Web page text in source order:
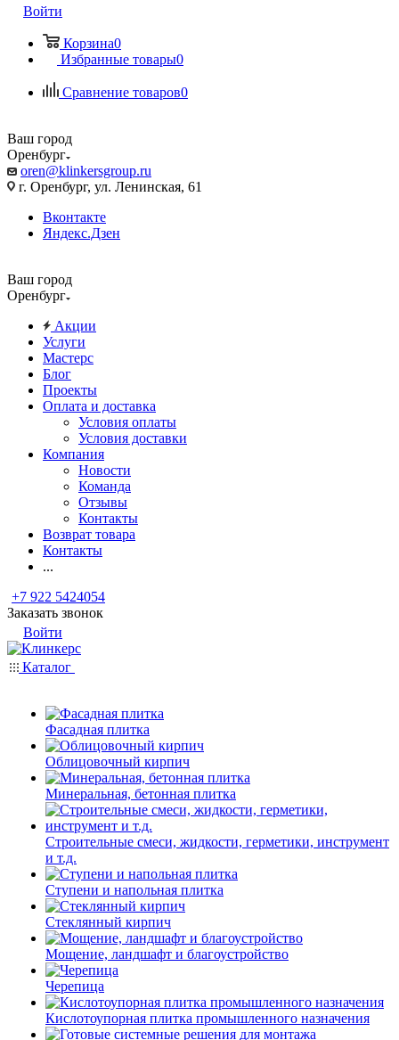
Войти
Корзина0
Избранные товары0
Сравнение товаров0
Ваш город
Оренбург
oren@klinkersgroup.ru
г. Оренбург, ул. Ленинская, 61
Вконтакте
Яндекс.Дзен
Ваш город
Оренбург
Акции
Услуги
Мастерс
Блог
Проекты
Оплата и доставка
Условия оплаты
Условия доставки
Компания
Новости
Команда
Отзывы
Контакты
Возврат товара
Контакты
...
+7 922 5424054
Заказать звонок
Войти
Каталог
Фасадная плитка
Облицовочный кирпич
Минеральная, бетонная плитка
Строительные смеси, жидкости, герметики, инструмент
и т.д.
Ступени и напольная плитка
Cтеклянный кирпич
Мощение, ландшафт и благоустройство
Черепица
Кислотоупорная плитка промышленного назначения